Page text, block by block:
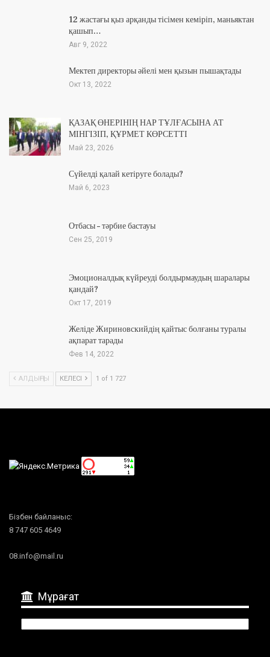
12 жастағы қыз арқанды тісімен кеміріп, маньяктан
қашып…
Авг 9, 2022
Мектеп директоры әйелі мен қызын пышақтады
Окт 13, 2022
ҚАЗАҚ ӨНЕРІНІҢ НАР ТҰЛҒАСЫНА АТ
МІНГІЗІП, ҚҰРМЕТ КӨРСЕТТІ
Май 23, 2026
Сүйелді қалай кетіруге болады?
Май 6, 2023
Отбасы – тәрбие бастауы
Сен 25, 2019
Эмоционалдық күйреуді болдырмаудың шаралары
қандай?
Окт 17, 2019
Желіде Жириновскийдің қайтыс болғаны туралы
ақпарат тарады
Фев 14, 2022
АЛДЫҢҒЫ КЕЛЕСІ 1 of 1 727
Бізбен байланыс:
8 747 605 4649
08.info@mail.ru
Мұрағат